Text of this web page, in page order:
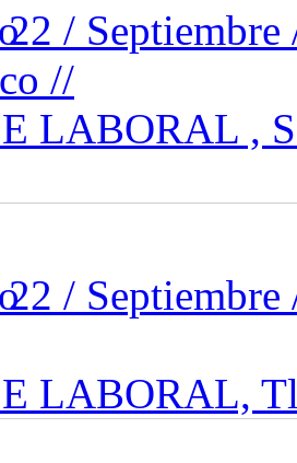
22 /
//
LABORAL ,
22 /
LABORAL,